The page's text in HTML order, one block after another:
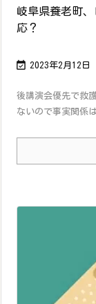
岐阜県養老町
応？
 2023年2月12日
後講演会優先で救
ないので事実関係